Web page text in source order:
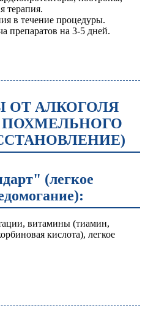
терапия.
в течение процедуры.
препаратов на 3-5 дней.
ОТ АЛКОГОЛЯ
(легкое
витамины (тиамин,
кислота), легкое